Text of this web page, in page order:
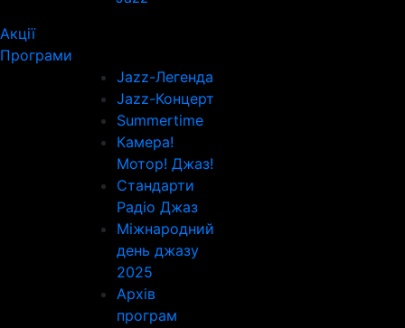
Акції
Програми
Jazz-Легенда
Jazz-Концерт
Summertime
Камера!
Мотор! Джаз!
Стандарти
Радіо Джаз
Міжнародний
день джазу
2025
Архів
програм